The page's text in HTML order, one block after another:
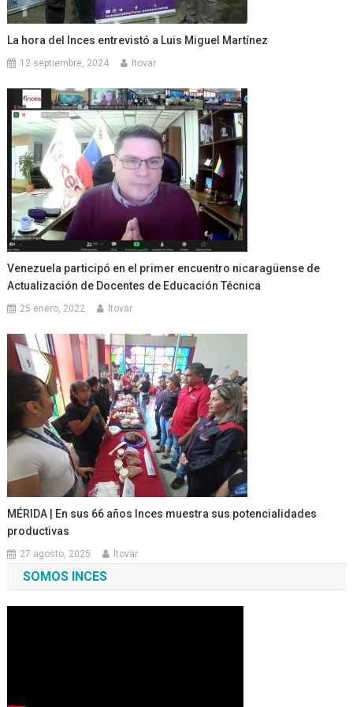
La hora del Inces entrevistó a Luis Miguel Martínez
12 septiembre, 2024 ltovar
Venezuela participó en el primer encuentro nicaragüense de
Actualización de Docentes de Educación Técnica
25 enero, 2022 ltovar
MÉRIDA | En sus 66 años Inces muestra sus potencialidades
productivas
27 agosto, 2025 ltovar
SOMOS INCES